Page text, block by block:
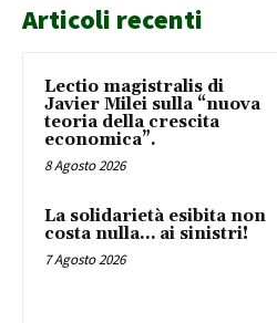
Articoli recenti
Lectio magistralis di
Javier Milei sulla “nuova
teoria della crescita
economica”.
8 Agosto 2026
La solidarietà esibita non
costa nulla… ai sinistri!
7 Agosto 2026